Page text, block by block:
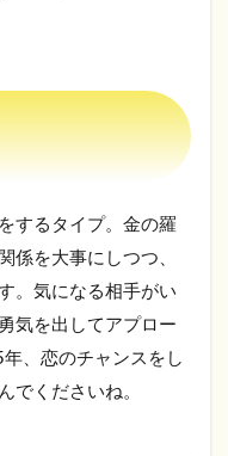
するタイプ。金の羅
係を大事にしつつ、
。気になる相手がい
気を出してアプロー
、恋のチャンスをし
でくださいね。